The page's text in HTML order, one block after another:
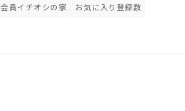
会員イチオシの家
お気に入り登録数